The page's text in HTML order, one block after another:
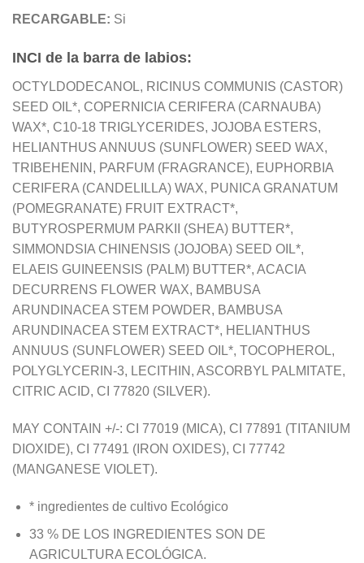
RECARGABLE: Si
INCI de la barra de labios:
OCTYLDODECANOL, RICINUS COMMUNIS (CASTOR)
SEED OIL*, COPERNICIA CERIFERA (CARNAUBA)
WAX*, C10-18 TRIGLYCERIDES, JOJOBA ESTERS,
HELIANTHUS ANNUUS (SUNFLOWER) SEED WAX,
TRIBEHENIN, PARFUM (FRAGRANCE), EUPHORBIA
CERIFERA (CANDELILLA) WAX, PUNICA GRANATUM
(POMEGRANATE) FRUIT EXTRACT*,
BUTYROSPERMUM PARKII (SHEA) BUTTER*,
SIMMONDSIA CHINENSIS (JOJOBA) SEED OIL*,
ELAEIS GUINEENSIS (PALM) BUTTER*, ACACIA
DECURRENS FLOWER WAX, BAMBUSA
ARUNDINACEA STEM POWDER, BAMBUSA
ARUNDINACEA STEM EXTRACT*, HELIANTHUS
ANNUUS (SUNFLOWER) SEED OIL*, TOCOPHEROL,
POLYGLYCERIN-3, LECITHIN, ASCORBYL PALMITATE,
CITRIC ACID, CI 77820 (SILVER).
MAY CONTAIN +/-: CI 77019 (MICA), CI 77891 (TITANIUM
DIOXIDE), CI 77491 (IRON OXIDES), CI 77742
(MANGANESE VIOLET).
* ingredientes de cultivo Ecológico
33 % DE LOS INGREDIENTES SON DE
AGRICULTURA ECOLÓGICA.